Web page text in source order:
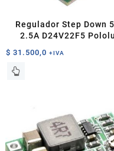
Regulador Step Down
2.5A D24V22F5 Pololu
$ 31.500,0 +IVA